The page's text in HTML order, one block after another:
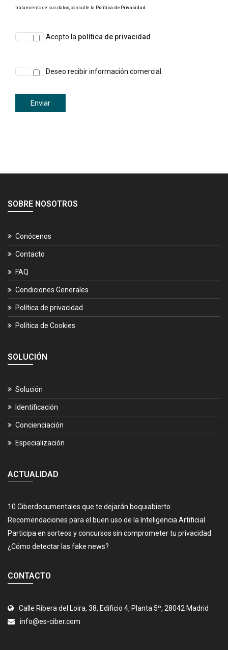
tratamiento de sus datos, consulte la Política de Privacidad
Acepto la política de privacidad
Deseo recibir información comercial.
SOBRE NOSOTROS
Conócenos
Contacto
FAQ
Condiciones Generales
Política de privacidad
Política de Cookies
SOLUCIÓN
Solución
Identificación
Concienciación
Especialización
ACTUALIDAD
10 Ciberdocumentales que te dejarán boquiabierto
Recomendaciones para el buen uso de la Inteligencia Artificial
Participa en sorteos y concursos sin comprometer tu privacidad
¿Cómo detectar las fake news?
CONTACTO
Calle Ribera del Loira, 38, Edificio 4, Planta 5º, 28042 Madrid
info@es-ciber.com